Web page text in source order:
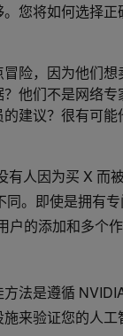
您将如何选择正
险，因为他们想
他们不是网络专
建议？很有可
有人因为买 X 而
同。即使是拥有
户的添加和多个
法是遵循
来验证您的人工